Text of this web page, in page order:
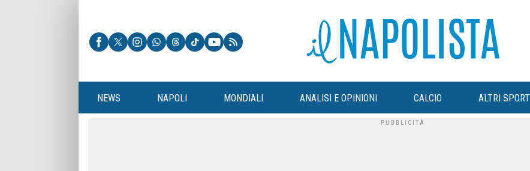
NEWS NAPOLI MONDIALI ANALISI E OPINIONI CALCIO ALTRI SPORT